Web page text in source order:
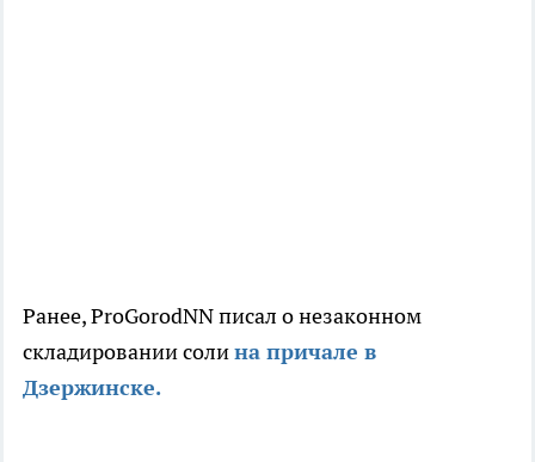
Ранее, ProGorodNN писал о незаконном
складировании солина причале в
Дзержинске.